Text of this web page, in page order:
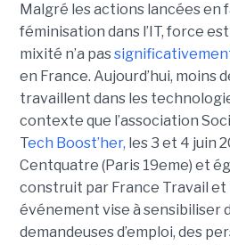
Malgré les actions lancées en
féminisation dans l’IT, force
mixité n’a pas
en France. Aujourd’hui, moins
travaillent dans les
contexte que l’association
Tech Boost’her, les 3 et 4 juin
Centquatre (Paris 19eme) et
construit par France Travail et
événement vise à sensibiliser
demandeuses d’emploi, des